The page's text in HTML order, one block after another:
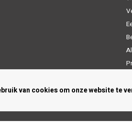
van cookies om onze website te